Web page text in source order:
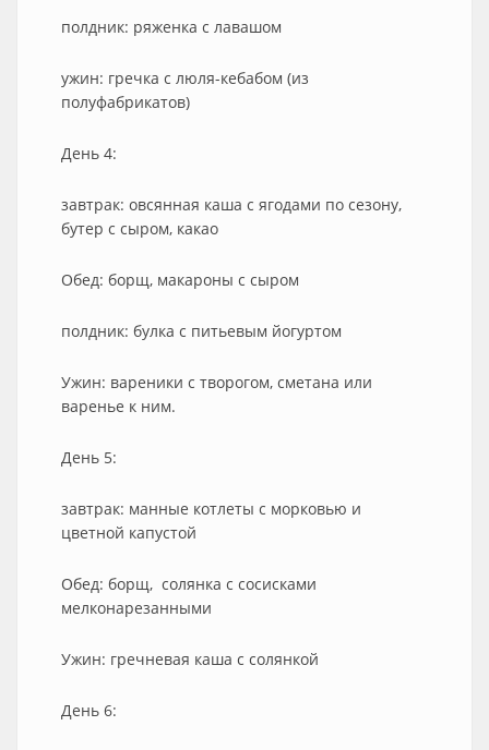
полдник: ряженка с лавашом
ужин: гречка с люля-кебабом (из
полуфабрикатов)
День 4:
завтрак: овсянная каша с ягодами по сезону,
бутер с сыром, какао
Обед: борщ, макароны с сыром
полдник: булка с питьевым йогуртом
Ужин: вареники с творогом, сметана или
варенье к ним.
День 5:
завтрак: манные котлеты с морковью и
цветной капустой
Обед: борщ, солянка с сосисками
мелконарезанными
Ужин: гречневая каша с солянкой
День 6: